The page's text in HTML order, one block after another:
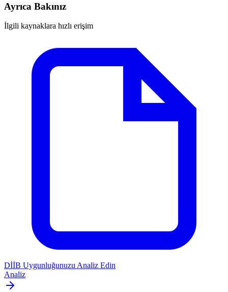
Ayrıca Bakınız
İlgili kaynaklara hızlı erişim
DİİB Uygunluğunuzu Analiz Edin
Analiz